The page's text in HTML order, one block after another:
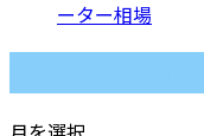
ーター相場